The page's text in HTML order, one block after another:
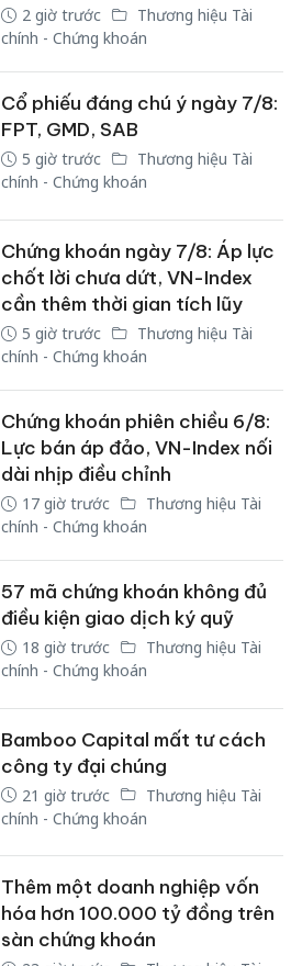
2 giờ trước
Thương hiệu Tài
chính - Chứng khoán
Cổ phiếu đáng chú ý ngày 7/8:
FPT, GMD, SAB
5 giờ trước
Thương hiệu Tài
chính - Chứng khoán
Chứng khoán ngày 7/8: Áp lực
chốt lời chưa dứt, VN-Index
cần thêm thời gian tích lũy
5 giờ trước
Thương hiệu Tài
chính - Chứng khoán
Chứng khoán phiên chiều 6/8:
Lực bán áp đảo, VN-Index nối
dài nhịp điều chỉnh
17 giờ trước
Thương hiệu Tài
chính - Chứng khoán
57 mã chứng khoán không đủ
điều kiện giao dịch ký quỹ
18 giờ trước
Thương hiệu Tài
chính - Chứng khoán
Bamboo Capital mất tư cách
công ty đại chúng
21 giờ trước
Thương hiệu Tài
chính - Chứng khoán
Thêm một doanh nghiệp vốn
hóa hơn 100.000 tỷ đồng trên
sàn chứng khoán